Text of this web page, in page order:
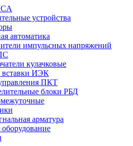
устройства
автоматика
импульсных напряжений
кулачковые
вставки ИЭК
ПКТ
блоки РБД
арматура